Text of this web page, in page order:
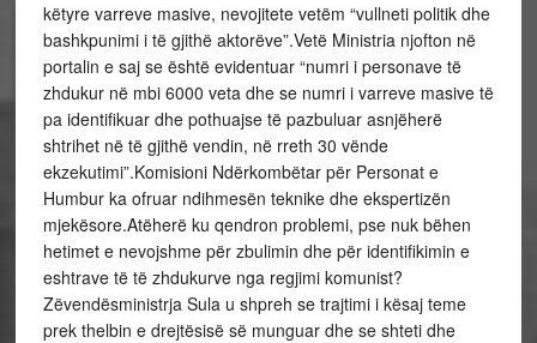
këtyre varreve masive, nevojitete vetëm “vullneti politik dhe
bashkpunimi i të gjithë aktorëve”.Vetë Ministria njofton në
portalin e saj se është evidentuar “numri i personave të
zhdukur në mbi 6000 veta dhe se numri i varreve masive të
pa identifikuar dhe pothuajse të pazbuluar asnjëherë
shtrihet në të gjithë vendin, në rreth 30 vënde
ekzekutimi”.Komisioni Ndërkombëtar për Personat e
Humbur ka ofruar ndihmesën teknike dhe ekspertizën
mjekësore.Atëherë ku qendron problemi, pse nuk bëhen
hetimet e nevojshme për zbulimin dhe për identifikimin e
eshtrave të të zhdukurve nga regjimi komunist?
Zëvendësministrja Sula u shpreh se trajtimi i kësaj teme
prek thelbin e drejtësisë së munguar dhe se shteti dhe